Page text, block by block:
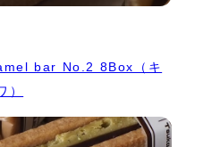
bar No.2 8Box（キ
）